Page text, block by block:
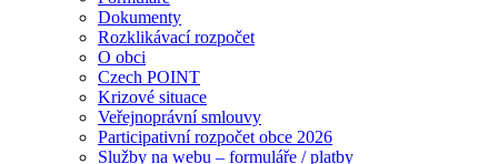
Dokumenty
Rozklikávací rozpočet
O obci
Czech POINT
Krizové situace
Veřejnoprávní smlouvy
Participativní rozpočet obce 2026
Služby na webu – formuláře / platby